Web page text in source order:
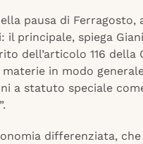
pausa di Ferragosto,
il principale, spiega
dell’articolo 116 della
in modo
a statuto speciale
differenziata,